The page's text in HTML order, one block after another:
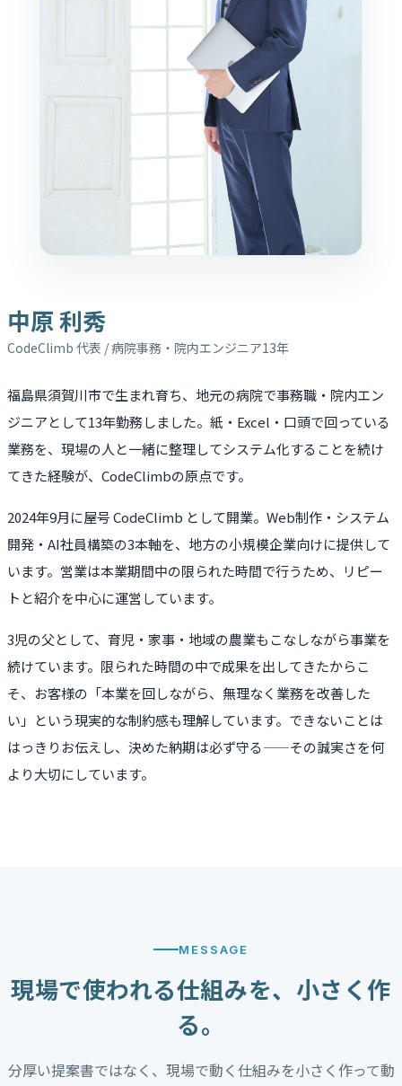
中原 利秀
CodeClimb 代表 / 病院事務・院内エンジニア13年
福島県須賀川市で生まれ育ち、地元の病院で事務職・院内エン
ジニアとして13年勤務しました。紙・Excel・口頭で回っている
業務を、現場の人と一緒に整理してシステム化することを続け
てきた経験が、CodeClimbの原点です。
2024年9月に屋号 CodeClimb として開業。Web制作・システム
開発・AI社員構築の3本軸を、地方の小規模企業向けに提供して
います。営業は本業期間中の限られた時間で行うため、リピー
トと紹介を中心に運営しています。
3児の父として、育児・家事・地域の農業もこなしながら事業を
続けています。限られた時間の中で成果を出してきたからこ
そ、お客様の「本業を回しながら、無理なく業務を改善した
い」という現実的な制約感も理解しています。できないことは
はっきりお伝えし、決めた納期は必ず守る——その誠実さを何
より大切にしています。
MESSAGE
現場で使われる仕組みを、小さく作
る。
分厚い提案書ではなく、現場で動く仕組みを小さく作って動